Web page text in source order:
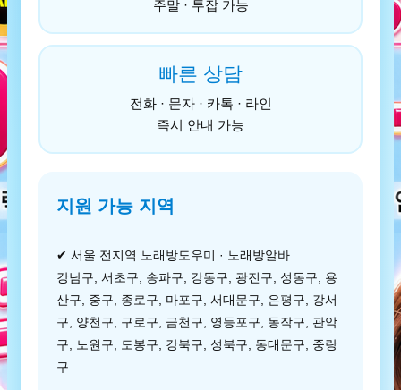
주말 · 투잡 가능
빠른 상담
전화 · 문자 · 카톡 · 라인
즉시 안내 가능
지원 가능 지역
✔ 서울 전지역 노래방도우미 · 노래방알바
강남구, 서초구, 송파구, 강동구, 광진구, 성동구, 용
산구, 중구, 종로구, 마포구, 서대문구, 은평구, 강서
구, 양천구, 구로구, 금천구, 영등포구, 동작구, 관악
구, 노원구, 도봉구, 강북구, 성북구, 동대문구, 중랑
구